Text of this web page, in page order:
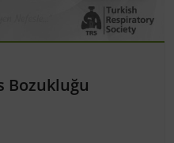
Bozukluğu